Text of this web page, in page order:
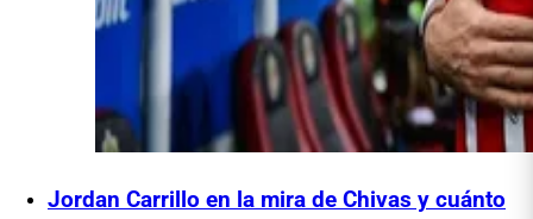
Jordan Carrillo en la mira de Chivas y cuánto